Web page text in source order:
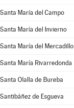
Santa María del Campo
Santa María del Invierno
Santa María del Mercadillo
Santa María Rivarredonda
Santa Olalla de Bureba
Santibáñez de Esgueva